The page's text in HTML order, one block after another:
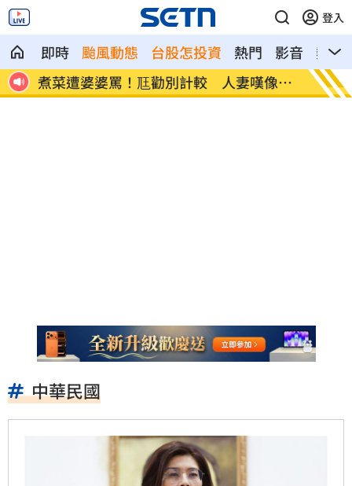
登入
即時 颱風動態 台股怎投資 熱門 影音
熱搜
台
新／白海豚近北部海面！氣象署發豪雨特
報
南電
中華民國